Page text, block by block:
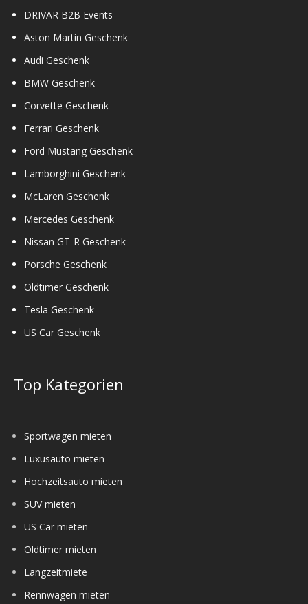
DRIVAR B2B Events
Aston Martin Geschenk
Audi Geschenk
BMW Geschenk
Corvette Geschenk
Ferrari Geschenk
Ford Mustang Geschenk
Lamborghini Geschenk
McLaren Geschenk
Mercedes Geschenk
Nissan GT-R Geschenk
Porsche Geschenk
Oldtimer Geschenk
Tesla Geschenk
US Car Geschenk
Top Kategorien
Sportwagen mieten
Luxusauto mieten
Hochzeitsauto mieten
SUV mieten
US Car mieten
Oldtimer mieten
Langzeitmiete
Rennwagen mieten